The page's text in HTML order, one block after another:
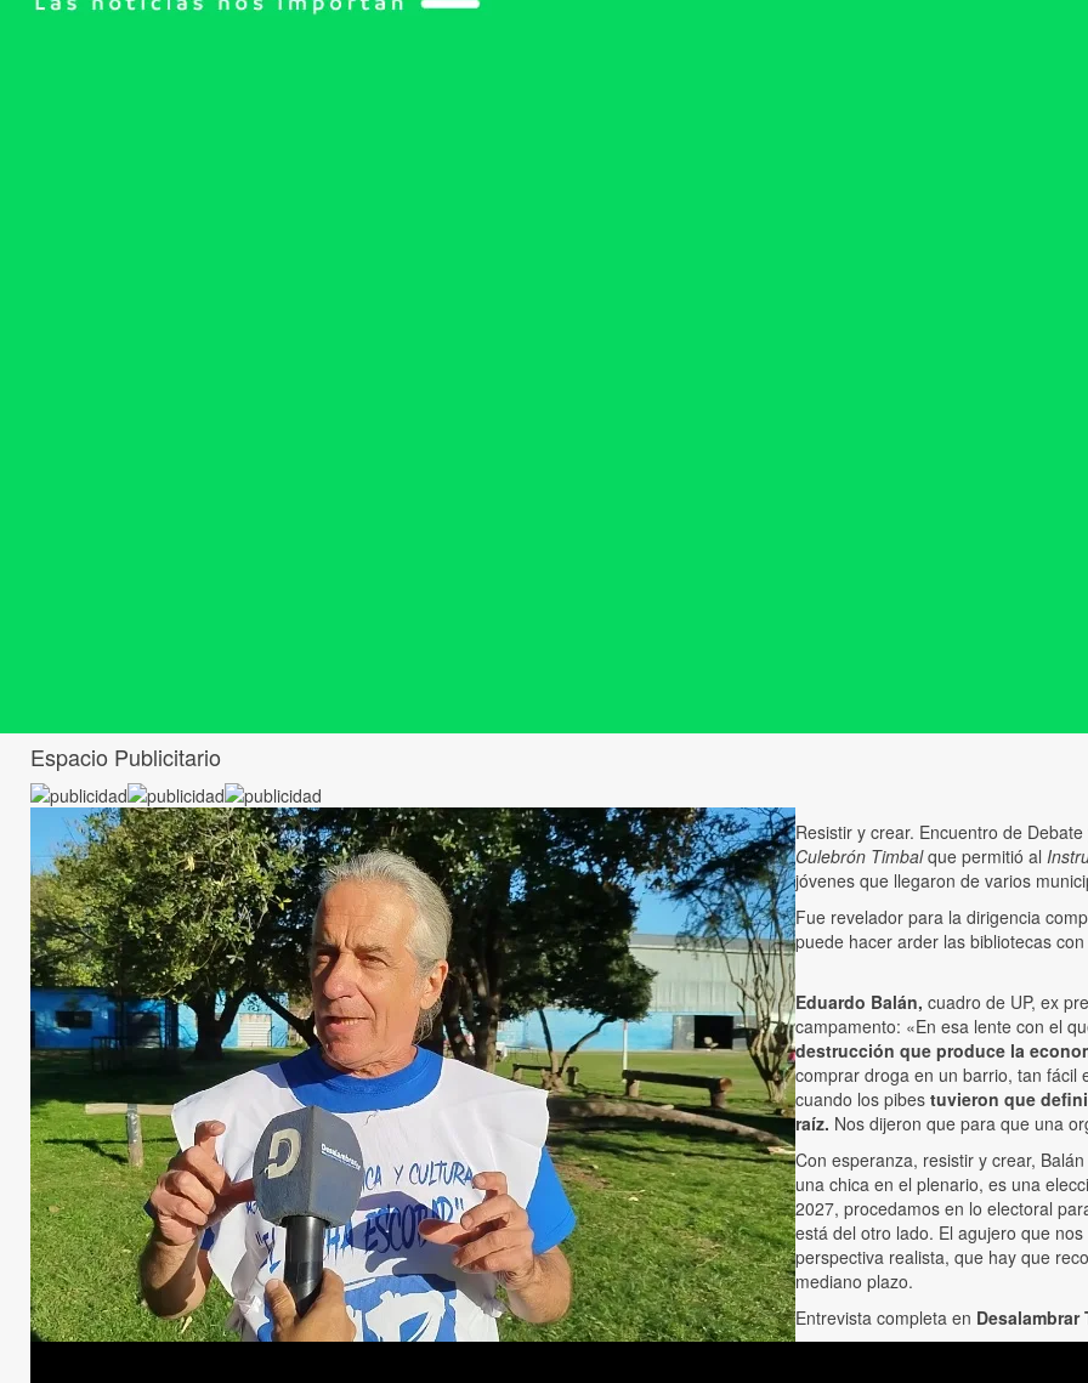
Espacio Publicitario
Resistir y crear. Encuentro de
Culebrón Timbalque permitió al
jóvenes que llegaron de varios
Fue revelador para la dirigencia
puede hacer arder las bibliotecas
Eduardo Balán, cuadro de UP, ex
campamento: «En esa lente con el
destrucción que produce la
comprar droga en un barrio, tan fácil
cuando los pibes tuvieron que
raíz. Nos dijeron que para que una
Con esperanza, resistir y crear,
una chica en el plenario, es una
2027, procedamos en lo electoral
está del otro lado. El agujero que
perspectiva realista, que hay que
mediano plazo.
Entrevista completa en Desalambrar